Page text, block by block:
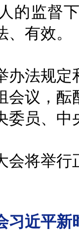
的监督
有效。
法规定
会议，
委员、
将举行
近平新